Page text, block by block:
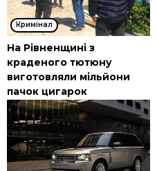
Кримінал
На Рівненщині з
краденого тютюну
виготовляли мільйони
пачок цигарок